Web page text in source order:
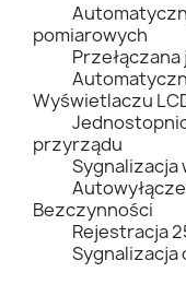
pomiarowych
Przełączana
Automatyczne
Wyświetlaczu
przyrządu
Sygnalizacja
Bezczynności
Rejestracja
Sygnalizacja